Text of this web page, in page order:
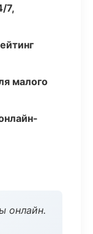
7,
малого
онлайн.